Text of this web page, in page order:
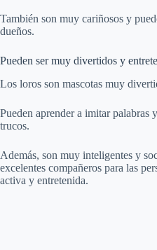
También son muy cariñosos y
dueños.
Pueden ser muy divertidos y
Los loros son mascotas muy
Pueden aprender a imitar palabras
trucos.
Además, son muy inteligentes y
excelentes compañeros para las
activa y entretenida.